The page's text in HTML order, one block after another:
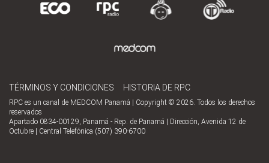
TÉRMINOS Y CONDICIONES HISTORIA DE RPC
RPC es un canal de MEDCOM Panamá | Copyright © 2026. Todos los derechos
reservados
Apartado 0834-00129, Panamá - Rep. de Panamá | Dirección, Avenida 12 de
Octubre | Central Telefónica (507) 390-6700